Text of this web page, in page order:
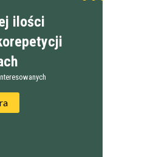
ilości